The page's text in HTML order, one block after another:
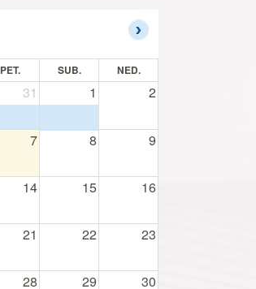
PET. SUB. NED.
31 1 2
7 8 9
14 15 16
21 22 23
28 29 30